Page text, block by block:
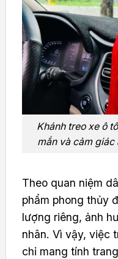
Khánh treo xe ô
mắn và cảm giác
Theo quan niệm
phẩm phong thủy
lượng riêng, ảnh
nhân. Vì vậy, việc
chỉ mang tính